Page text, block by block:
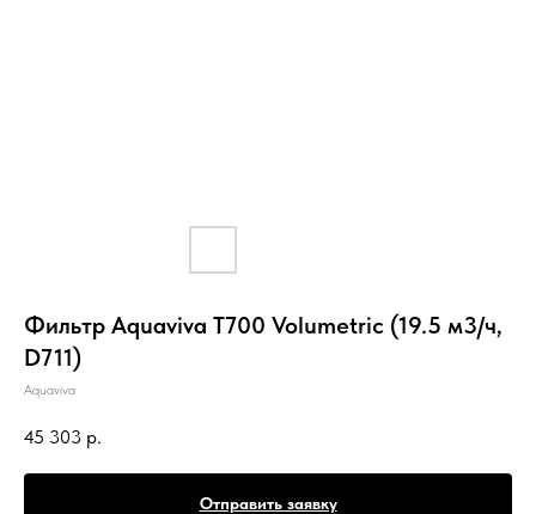
Фильтр Aquaviva T700 Volumetric (19.5 м3/ч,
D711)
Aquaviva
45 303 р.
Отправить заявку